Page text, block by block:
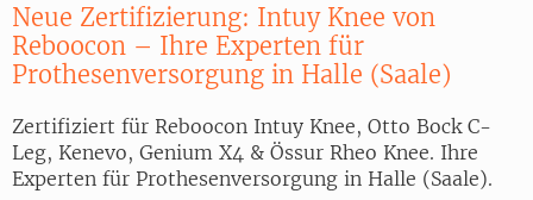
Neue Zertifizierung: Intuy Knee von
Reboocon – Ihre Experten für
Prothesenversorgung in Halle (Saale)
Zertifiziert für Reboocon Intuy Knee, Otto Bock C-
Leg, Kenevo, Genium X4 & Össur Rheo Knee. Ihre
Experten für Prothesenversorgung in Halle (Saale).